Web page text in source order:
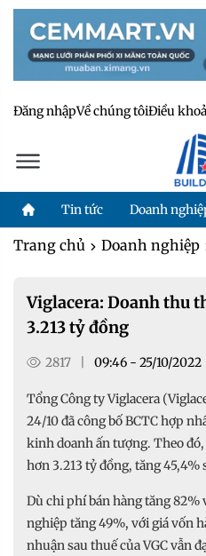
Đăng nhậpVề chúng tôiĐiều
Tin tức Doanh
Trang chủ Doanh nghiệp
Viglacera: Doanh thu
3.213 tỷ đồng
2817 09:46 - 25/10/2022
Tổng Công ty Viglacera
24/10 đã công bố BCTC hợp
kinh doanh ấn tượng. Theo
hơn 3.213 tỷ đồng, tăng 45,4%
Dù chi phí bán hàng tăng 82%
nghiệp tăng 49%, với giá vốn
nhuận sau thuế của VGC vẫn